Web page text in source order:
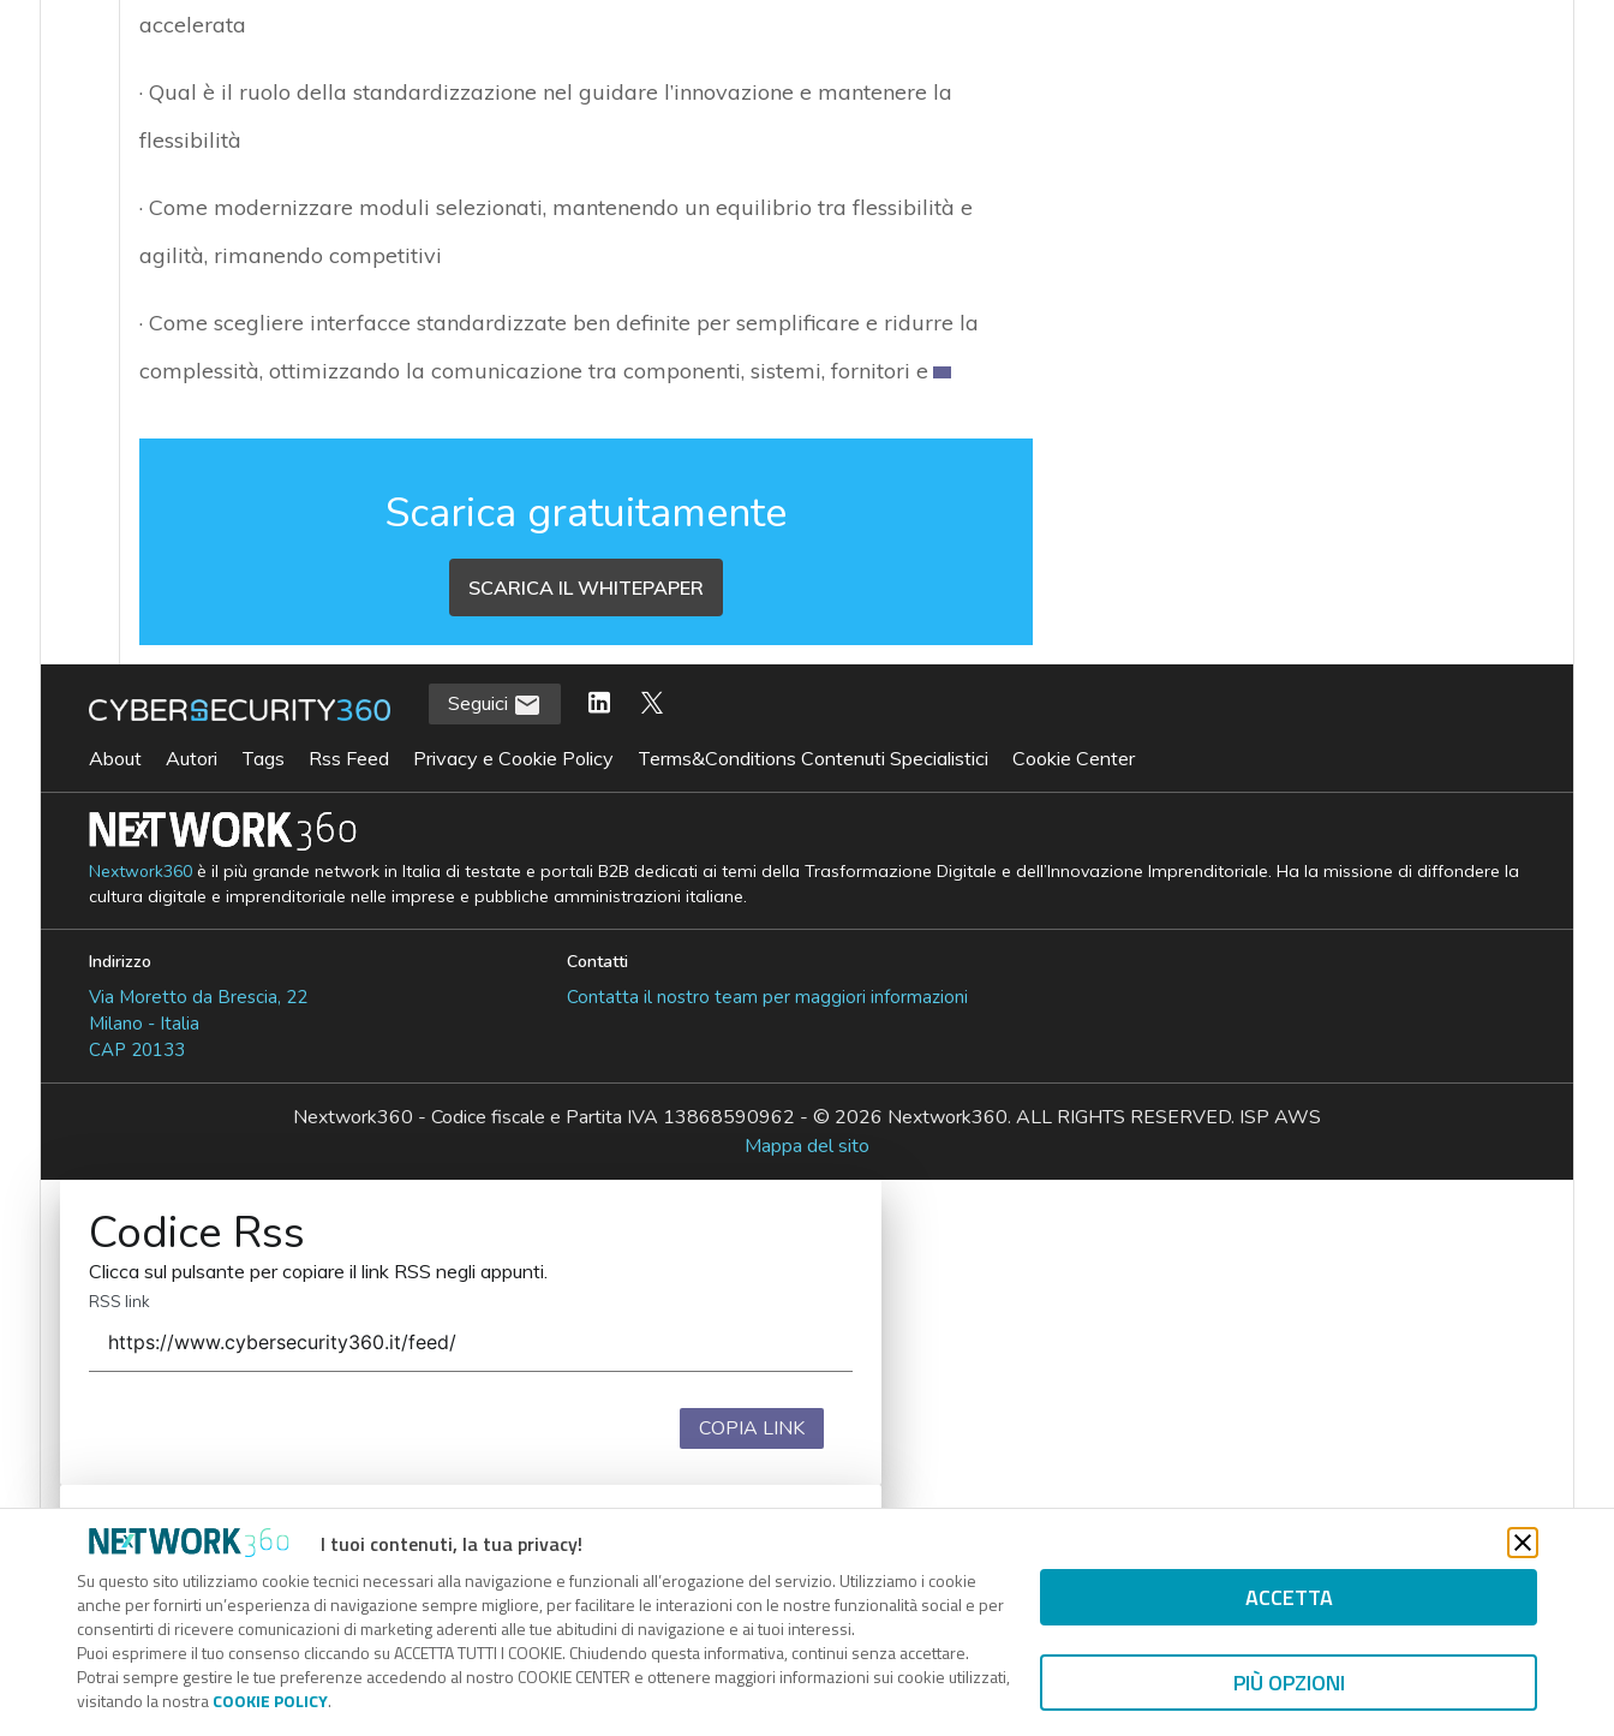
accelerata
· Qual è il ruolo della standardizzazione nel guidare l’innovazione e mantenere la
flessibilità
· Come modernizzare moduli selezionati, mantenendo un equilibrio tra flessibilità e
agilità, rimanendo competitivi
· Come scegliere interfacce standardizzate ben definite per semplificare e ridurre la
complessità, ottimizzando la comunicazione tra componenti, sistemi, fornitori e
Scarica gratuitamente
SCARICA IL WHITEPAPER
I tuoi contenuti, la tua privacy!
Su questo sito utilizziamo cookie tecnici necessari alla navigazione e funzionali all’erogazione del servizio. Utilizziamo i cookie
anche per fornirti un’esperienza di navigazione sempre migliore, per facilitare le interazioni con le nostre funzionalità social e per
consentirti di ricevere comunicazioni di marketing aderenti alle tue abitudini di navigazione e ai tuoi interessi.
Puoi esprimere il tuo consenso cliccando su ACCETTA TUTTI I COOKIE. Chiudendo questa informativa, continui senza accettare.
Potrai sempre gestire le tue preferenze accedendo al nostro COOKIE CENTER e ottenere maggiori informazioni sui cookie utilizzati,
visitando la nostraCOOKIE POLICY.
ACCETTA
PIÙ OPZIONI
Seguici
About Autori Tags Rss Feed Privacy e Cookie Policy Terms&Conditions Contenuti Specialistici Cookie Center
Nextwork360è il più grande network in Italia di testate e portali B2B dedicati ai temi della Trasformazione Digitale e dell’Innovazione Imprenditoriale. Ha la missione di diffondere la
cultura digitale e imprenditoriale nelle imprese e pubbliche amministrazioni italiane.
Indirizzo
Via Moretto da Brescia, 22
Milano - Italia
CAP 20133
Contatti
Contatta il nostro team per maggiori informazioni
Nextwork360 - Codice fiscale e Partita IVA 13868590962 - © 2026 Nextwork360. ALL RIGHTS RESERVED. ISP AWS
Mappa del sito
Codice Rss
Clicca sul pulsante per copiare il link RSS negli appunti.
RSS link
COPIA LINK
Codice Rss
Clicca sul pulsante per copiare il link RSS negli appunti.
RSS link